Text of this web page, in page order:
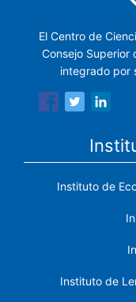
El Centro de
Consejo Superior
integrado por
Instituto de
Instituto de